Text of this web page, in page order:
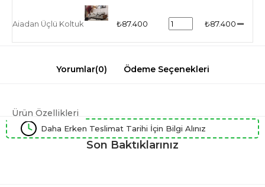
Aiadan Üçlü Koltuk ₺87.400 ₺87.400
Yorumlar(0) Ödeme Seçenekleri
Ürün Özellikleri
Daha Erken Teslimat Tarihi İçin Bilgi Alınız
Son Baktıklarınız